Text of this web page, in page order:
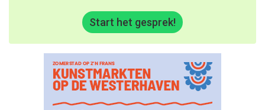
Start het gesprek!